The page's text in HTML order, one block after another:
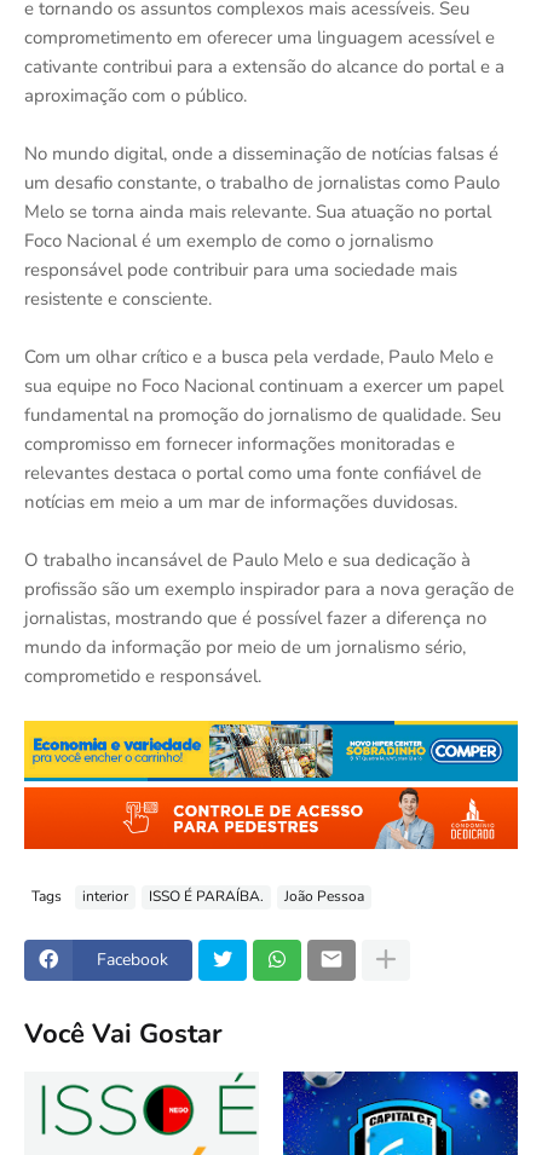
e tornando os assuntos complexos mais acessíveis. Seu
comprometimento em oferecer uma linguagem acessível e
cativante contribui para a extensão do alcance do portal e a
aproximação com o público.
No mundo digital, onde a disseminação de notícias falsas é
um desafio constante, o trabalho de jornalistas como Paulo
Melo se torna ainda mais relevante. Sua atuação no portal
Foco Nacional é um exemplo de como o jornalismo
responsável pode contribuir para uma sociedade mais
resistente e consciente.
Com um olhar crítico e a busca pela verdade, Paulo Melo e
sua equipe no Foco Nacional continuam a exercer um papel
fundamental na promoção do jornalismo de qualidade. Seu
compromisso em fornecer informações monitoradas e
relevantes destaca o portal como uma fonte confiável de
notícias em meio a um mar de informações duvidosas.
O trabalho incansável de Paulo Melo e sua dedicação à
profissão são um exemplo inspirador para a nova geração de
jornalistas, mostrando que é possível fazer a diferença no
mundo da informação por meio de um jornalismo sério,
comprometido e responsável.
Tags interior ISSO É PARAÍBA. João Pessoa
Facebook
Você Vai Gostar